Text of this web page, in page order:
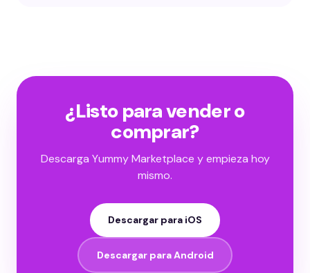
¿Listo para vender o
comprar?
Descarga Yummy Marketplace y empieza hoy
mismo.
Descargar para iOS
Descargar para Android